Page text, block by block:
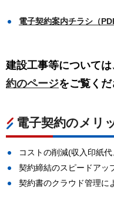
電子契約案内チラシ（
建設工事等については
約のページをご覧くだ
電子契約のメリ
コストの削減(収入印紙
契約締結のスピードアッ
契約書のクラウド管理に